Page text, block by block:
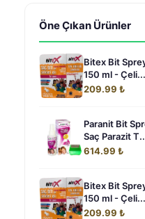
Öne Çıkan Ürünler
Bitex Bit
150 ml - Çeli...
209.99 ₺
Paranit Bit
Saç Parazit
614.99 ₺
Bitex Bit
150 ml - Çeli...
209.99 ₺